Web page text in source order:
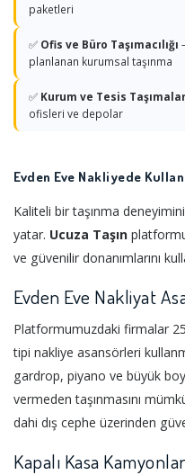
paketleri
✅ Ofis ve Büro Taşımacılığı
planlanan kurumsal taşınma
✅ Kurum ve Tesis
ofisleri ve depolar
Evden Eve Nakliyede
Kaliteli bir taşınma
yatar. Ucuza Taşın
ve güvenilir donanımlarını
Evden Eve Nakliyat
Platformumuzdaki firmalar
tipi nakliye asansörleri
gardrop, piyano ve büyük
vermeden taşınmasını
dahi dış cephe üzerinden
Kapalı Kasa Kamyonlar